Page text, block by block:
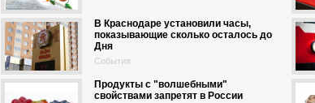
В Краснодаре установили часы,
показывающие сколько осталось до
Дня
События
Продукты с "волшебными"
свойствами запретят в России